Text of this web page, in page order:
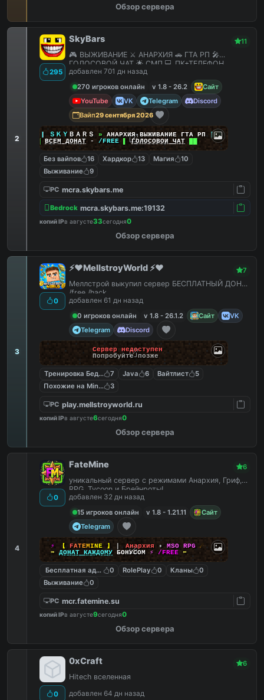
Обзор сервера
2
295
SkyBars 11
🎮 ВЫЖИВАНИЕ ⚔️ АНАРХИЯ 🚗 ГТА РП 🎤
ГОЛОСОВОЙ ЧАТ 🌟 СМП 💻 ПК+ТЕЛЕФОН
добавлен 701 дн назад
270 игроков онлайн
v 1.8 - 26.2
Сайт
YouTube
VK Telegram
Discord
Вайп29 сентября 2026
ＳＫＹ ＢＡＲＳ » АНАРХИЯ ВЫЖИВАНИЕ ГТА РП |||
ВСЕМ ДОНАТ- /FREE ▌ГОЛОСОВОЙ ЧАТ
Без вайпов 16 Хардкор 13 Магия
10
Выживание
9
PC mcra.skybars.me
Bedrock mcra.skybars.me:19132
копий IPв августе33сегодня0
Обзор сервера
3
0
⚡️❤️MellstroyWorld ⚡️❤️ 7
Меллстрой выкупил сервер БЕСПЛАТНЫЙ ДОНАТ
/free /hack
добавлен 61 дн назад
0 игроков онлайн
v 1.8 - 26.1.2 Сайт
VK
Telegram
Discord
Сервер недоступен
Попробуйте позже
Тренировка Бед Варс
7 Java 6 Вайтлист
5
Похожие на MineShield
3
PC play.mellstroyworld.ru
копий IPв августе6сегодня0
Обзор сервера
4
0
FateMine 6
уникальный сервер с режимами Анархия, Гриф,
RPG, Tycoon и Брейнроты!
добавлен 32 дн назад
15 игроков онлайн
v 1.8 - 1.21.11
Сайт
Telegram
⚡ 【 FATEMINE 】 Анархия • MSO RPG ☄
➡ ДОНАТ КАЖДОМУ БОНУСОМ ⚡ /FREE ⬅
Бесплатная админка
0 RolePlay 0 Кланы
0
Выживание
0
PC mcr.fatemine.su
копий IPв августе9сегодня0
Обзор сервера
0
0xCraft 6
Hitech вселенная
добавлен 64 дн назад